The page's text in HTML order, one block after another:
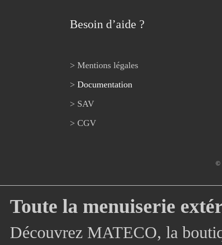
Besoin d’aide ?
> Mentions légales
> Documentation
> SAV
> CGV
©
Toute la menuiserie
Découvrez MATECO, la